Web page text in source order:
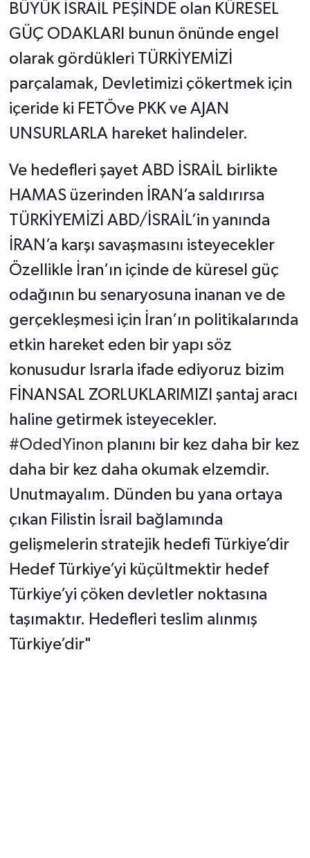
BÜYÜK İSRAİL PEŞİNDE olan KÜRESEL
GÜÇ ODAKLARI bunun önünde engel
olarak gördükleri TÜRKİYEMİZİ
parçalamak, Devletimizi çökertmek için
içeride ki FETÖve PKK ve AJAN
UNSURLARLA hareket halindeler.
Ve hedefleri şayet ABD İSRAİL birlikte
HAMAS üzerinden İRAN’a saldırırsa
TÜRKİYEMİZİ ABD/İSRAİL’in yanında
İRAN’a karşı savaşmasını isteyecekler
Özellikle İran’ın içinde de küresel güç
odağının bu senaryosuna inanan ve de
gerçekleşmesi için İran’ın politikalarında
etkin hareket eden bir yapı söz
konusudur Israrla ifade ediyoruz bizim
FİNANSAL ZORLUKLARIMIZI şantaj aracı
haline getirmek isteyecekler.
#OdedYinon planını bir kez daha bir kez
daha bir kez daha okumak elzemdir.
Unutmayalım. Dünden bu yana ortaya
çıkan Filistin İsrail bağlamında
gelişmelerin stratejik hedefi Türkiye’dir
Hedef Türkiye’yi küçültmektir hedef
Türkiye’yi çöken devletler noktasına
taşımaktır. Hedefleri teslim alınmış
Türkiye’dir"